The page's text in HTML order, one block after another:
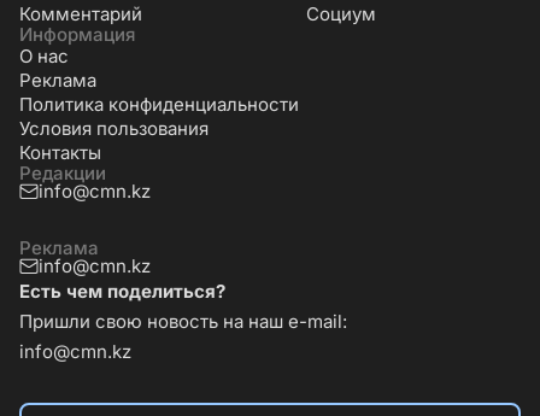
Комментарий
Социум
Информация
О нас
Реклама
Политика конфиденциальности
Условия пользования
Контакты
Редакции
info@cmn.kz
Реклама
info@cmn.kz
Есть чем поделиться?
Пришли свою новость на наш e-mail:
info@cmn.kz